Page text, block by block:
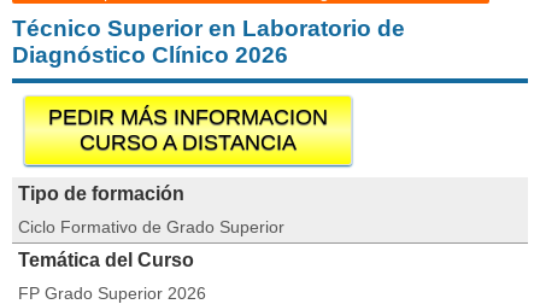
Técnico Superior en Laboratorio de
Diagnóstico Clínico 2026
PEDIR MÁS INFORMACION
CURSO A DISTANCIA
Tipo de formación
Ciclo Formativo de Grado Superior
Temática del Curso
FP Grado Superior 2026